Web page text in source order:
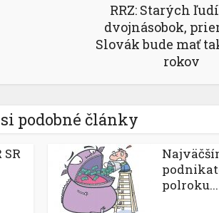
RRZ: Starých
dvojnásobok,
Slovák bude mať
rokov
podobné články
polroku...